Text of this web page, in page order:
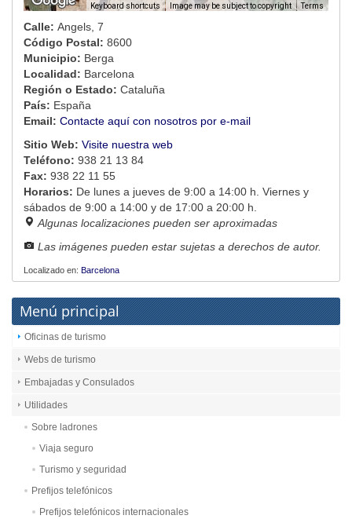
Keyboard shortcuts Image may be subject to copyright Terms
Calle: Angels, 7
Código Postal: 8600
Municipio: Berga
Localidad: Barcelona
Región o Estado: Cataluña
País: España
Email: Contacte aquí con nosotros por e-mail
Sitio Web: Visite nuestra web
Teléfono: 938 21 13 84
Fax: 938 22 11 55
Horarios: De lunes a jueves de 9:00 a 14:00 h. Viernes y
sábados de 9:00 a 14:00 y de 17:00 a 20:00 h.
Algunas localizaciones pueden ser aproximadas
Las imágenes pueden estar sujetas a derechos de autor.
Localizado en: Barcelona
Menú principal
Oficinas de turismo
Webs de turismo
Embajadas y Consulados
Utilidades
Sobre ladrones
Viaja seguro
Turismo y seguridad
Prefijos telefónicos
Prefijos telefónicos internacionales